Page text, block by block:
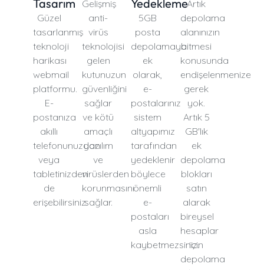
Tasarım
Güzel
tasarlanmış
teknoloji
harikası
webmail
platformu.
E-
postanıza
akıllı
telefonunuzdan
veya
tabletinizden
de
erişebilirsiniz.
Gelişmiş
anti-
virüs
teknolojisi
gelen
kutunuzun
güvenliğini
sağlar
ve kötü
amaçlı
yazılım
ve
virüslerden
korunmasını
sağlar.
Yedekleme
5GB
posta
depolamaya
ek
olarak,
e-
postalarınız
sistem
altyapımız
tarafından
yedeklenir
böylece
önemli
e-
postaları
asla
kaybetmezsiniz.
Artık
depolama
alanınızın
bitmesi
konusunda
endişelenmenize
gerek
yok.
Artık 5
GB'lık
ek
depolama
blokları
satın
alarak
bireysel
hesaplar
için
depolama